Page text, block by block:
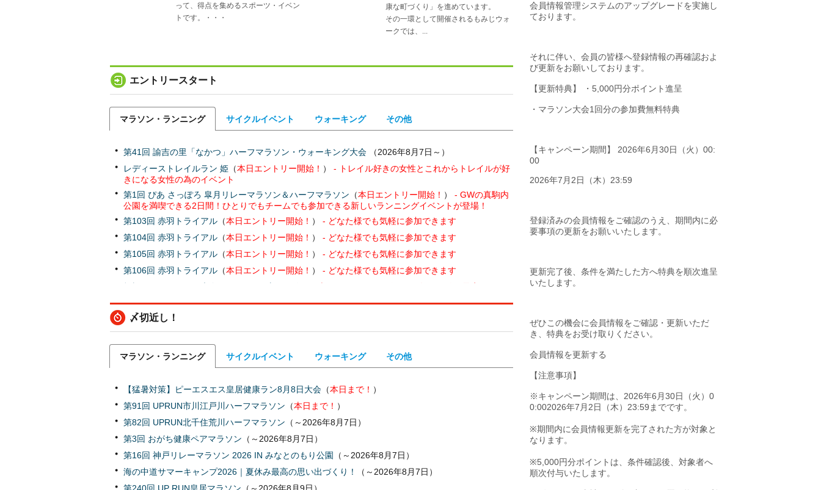
って、得点を集めるスポーツ・イベン
トです。・・・
康な町づくり」を進めています。
その一環として開催されるもみじウォ
ークでは、...
エントリースタート
マラソン・ランニング サイクルイベント ウォーキング その他
第41回 諭吉の里「なかつ」ハーフマラソン・ウォーキング大会
（2026年8月7日～）
レディーストレイルラン 姫 （本日エントリー開始！ ）
- トレイル好きの女性とこれからトレイルが好
きになる女性の為のイベント
第1回 ぴあ さっぽろ 皐月リレーマラソン＆ハーフマラソン （本日エントリー開始！ ）
- GWの真駒内
公園を満喫できる2日間！ひとりでもチームでも参加できる新しいランニングイベントが登場！
第103回 赤羽トライアル （本日エントリー開始！ ）
- どなた様でも気軽に参加できます
第104回 赤羽トライアル （本日エントリー開始！ ）
- どなた様でも気軽に参加できます
第105回 赤羽トライアル （本日エントリー開始！ ）
- どなた様でも気軽に参加できます
第106回 赤羽トライアル （本日エントリー開始！ ）
- どなた様でも気軽に参加できます
年納め！令和赤羽マラソン2026
第117回 季節の荒川ハーフマラソン（本日エントリー開始！）
第118回 季節の荒川ハーフマラソン
KITA！SENJU（北千住）マラソン【12月20日（日）開催】（本日エントリー開始！
KITA！SENJU（北千住）マラソン【1月31日（日）開催】 （ 本日エントリー開始！
第42回 京田辺市マラソン大会
（2026年8月5日～）
第12回 鶴見川風の音アリーナマラソン（2026年8月5日～）- 2026 アースランクラブ第15戦
庄内緑地グリーンランニング（30km20km10km+30kmリレー）65th
小江戸川越ハーフマラソン2026（2026年8月4日～）
第15回 さがみ風っ子トレイルランニング大会（2026年8月4日～）- 笑顔で駆け抜け！楽しい城山！
〆切近し！
マラソン・ランニング サイクルイベント ウォーキング その他
【猛暑対策】ピーエスエス皇居健康ラン8月8日大会 （本日まで！ ）
第91回 UPRUN市川江戸川ハーフマラソン （本日まで！ ）
第82回 UPRUN北千住荒川ハーフマラソン （～2026年8月7日）
第3回 おがち健康ペアマラソン （～2026年8月7日）
第16回 神戸リレーマラソン 2026 IN みなとのもり公園
（～2026年8月7日）
海の中道サマーキャンプ2026｜夏休み最高の思い出づくり！
（～2026年8月7日）
会員情報管理システムのアップグレードを実施し
ております。
それに伴い、会員の皆様へ登録情報の再確認およ
び更新をお願いしております。
【更新特典】 ・5,000円分ポイント進呈
・マラソン大会1回分の参加費無料特典
【キャンペーン期間】 2026年6月30日（火）00:
00
2026年7月2日（木）23:59
登録済みの会員情報をご確認のうえ、期間内に必
要事項の更新をお願いいたします。
更新完了後、条件を満たした方へ特典を順次進呈
いたします。
ぜひこの機会に会員情報をご確認・更新いただ
き、特典をお受け取りください。
会員情報を更新する
【注意事項】
※キャンペーン期間は、2026年6月30日（火）0
0:002026年7月2日（木）23:59までです。
※期間内に会員情報更新を完了された方が対象と
なります。
※5,000円分ポイントは、条件確認後、対象者へ
順次付与いたします。